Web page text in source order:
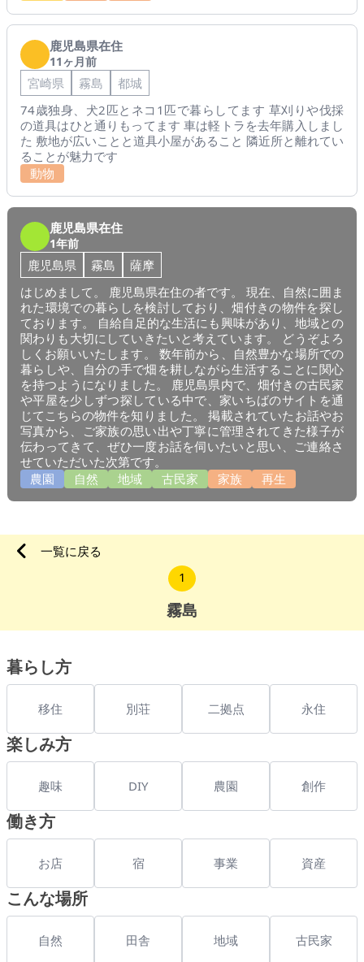
鹿児島県在住
11ヶ月前
宮崎県 霧島
都城
74歳独身、犬2匹とネコ1匹で暮らしてます 草刈りや伐採
の道具はひと通りもってます 車は軽トラを去年購入しまし
た 敷地が広いことと道具小屋があること 隣近所と離れてい
ることが魅力です
動物
鹿児島県在住
1年前
鹿児島県 霧島
薩摩
はじめまして。 鹿児島県在住の者です。 現在、自然に囲ま
れた環境での暮らしを検討しており、畑付きの物件を探し
ております。 自給自足的な生活にも興味があり、地域との
関わりも大切にしていきたいと考えています。 どうぞよろ
しくお願いいたします。 数年前から、自然豊かな場所での
暮らしや、自分の手で畑を耕しながら生活することに関心
を持つようになりました。 鹿児島県内で、畑付きの古民家
や平屋を少しずつ探している中で、家いちばのサイトを通
じてこちらの物件を知りました。 掲載されていたお話やお
写真から、ご家族の思い出や丁寧に管理されてきた様子が
伝わってきて、ぜひ一度お話を伺いたいと思い、ご連絡さ
せていただいた次第です。
農園
自然 地域 古民家 家族 再生
一覧に戻る
1
霧島
暮らし方
移住 別荘 二拠点 永住
楽しみ方
趣味 DIY 農園 創作
働き方
お店 宿 事業 資産
こんな場所
自然 田舎 地域 古民家